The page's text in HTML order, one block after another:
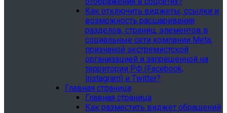
Как отключить виджеты, ссылки и
возможность расшаривания
разделов, страниц, элементов в
социальные сети компании Meta,
признаной экстремистской
организацией и запрещенной на
территории РФ (Facebook,
Instagram) и Twitter?
Главная страница
Главная страница
Как разместить виджет обращений